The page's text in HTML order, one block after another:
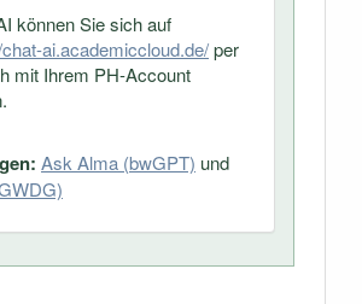
können Sie sich auf
ai.academiccloud.de/per
mit Ihrem PH-Account
Ask Alma (bwGPT) und